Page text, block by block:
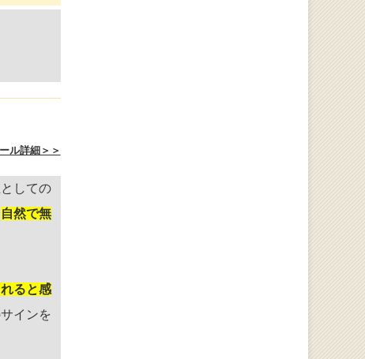
ル詳細＞＞
しての
自然で無
ると感
インを